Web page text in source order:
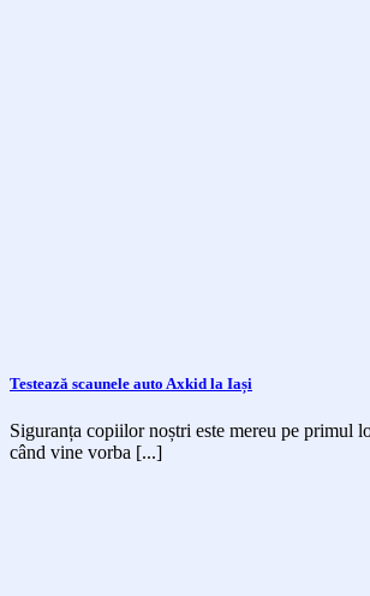
Testează scaunele auto Axkid la Iași
Siguranța copiilor noștri este mereu pe primul
când vine vorba [...]